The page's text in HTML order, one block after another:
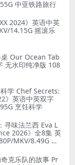
中亚铁路旅行
2024》英语中英
14.15G 摇滚乐
Our Ocean Tab
无水印纯净版 108
学 Chef Secrets:
》英语中英双字
烹饪科学
寻味法兰西 Eva L
2026》全8集 英
MKV/8.49G 法
克乐队的故事 Pr